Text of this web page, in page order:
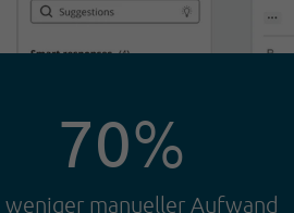
70%
weniger manueller Aufwand